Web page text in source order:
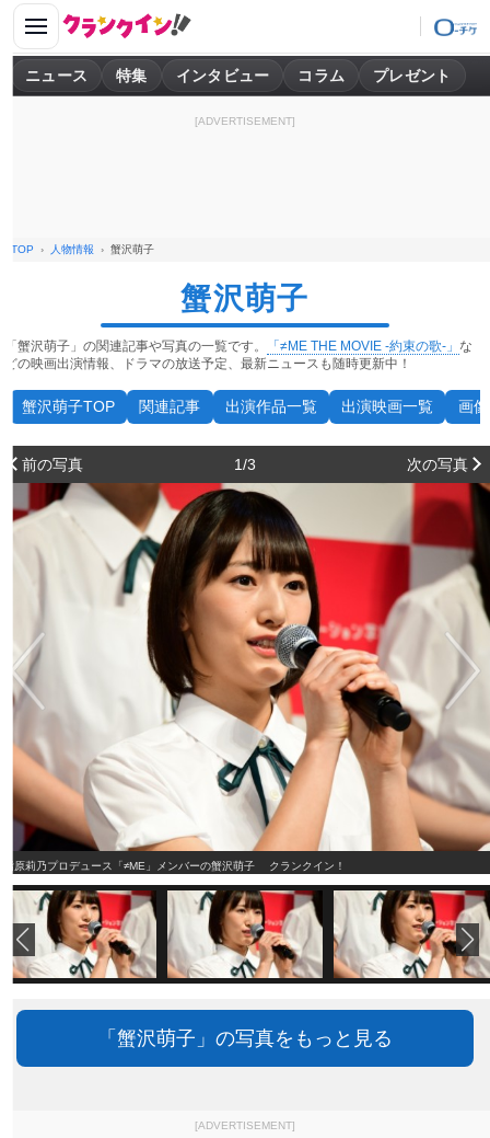
ニュース 特集 インタビュー コラム プレゼント
[ADVERTISEMENT]
TOP 人物情報 蟹沢萌子
蟹沢萌子
「蟹沢萌子」の関連記事や写真の一覧です。 「≠ME THE MOVIE -約束の歌-」 な
どの映画出演情報、ドラマの放送予定、最新ニュースも随時更新中！
蟹沢萌子TOP 関連記事 出演作品一覧 出演映画一覧 画
前の写真 1/3 次の写真
指原莉乃プロデュース「≠ME」メンバーの蟹沢萌子 クランクイン！
「蟹沢萌子」の写真をもっと見る
[ADVERTISEMENT]